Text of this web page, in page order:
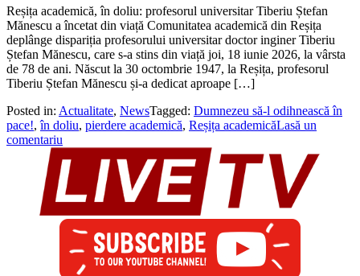
Reșița academică, în doliu: profesorul universitar Tiberiu Ștefan
Mănescu a încetat din viață Comunitatea academică din Reșița
deplânge dispariția profesorului universitar doctor inginer Tiberiu
Ștefan Mănescu, care s-a stins din viață joi, 18 iunie 2026, la vârsta
de 78 de ani. Născut la 30 octombrie 1947, la Reșița, profesorul
Tiberiu Ștefan Mănescu și-a dedicat aproape […]
Posted in: Actualitate, NewsTagged: Dumnezeu să-l odihnească în
pace!,în doliu, pierdere academică, Reșița academicăLasă un
comentariu